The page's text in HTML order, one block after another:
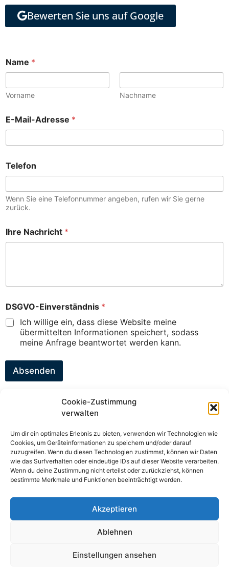
Cookie-Zustimmung
verwalten
Um dir ein optimales Erlebnis zu bieten, verwenden wir Technologien wie
Cookies, um Geräteinformationen zu speichern und/oder darauf
zuzugreifen. Wenn du diesen Technologien zustimmst, können wir Daten
wie das Surfverhalten oder eindeutige IDs auf dieser Website verarbeiten.
Wenn du deine Zustimmung nicht erteilst oder zurückziehst, können
bestimmte Merkmale und Funktionen beeinträchtigt werden.
Akzeptieren
Ablehnen
Einstellungen ansehen
Bewerten Sie uns auf Google
Name *
Vorname Nachname
E-Mail-Adresse *
Telefon
Wenn Sie eine Telefonnummer angeben, rufen wir Sie gerne
zurück.
Ihre Nachricht *
DSGVO-Einverständnis *
Ich willige ein, dass diese Website meine
übermittelten Informationen speichert, sodass
meine Anfrage beantwortet werden kann.
Absenden
Meisterbrief
Energieberatung
Zertifikat-Schimmelvermeidung
Fachbetrieb Schimmelinstandsetzung
Sachverständiger Bauwerksabdichtung
Impressum
Cookie-Richtlinie (EU)